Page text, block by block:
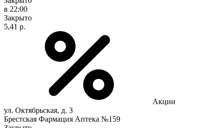
в 22:00
Закрыто
5,41 р.
Акции
ул. Октябрьская, д. 3
Брестская Фармация Аптека №159